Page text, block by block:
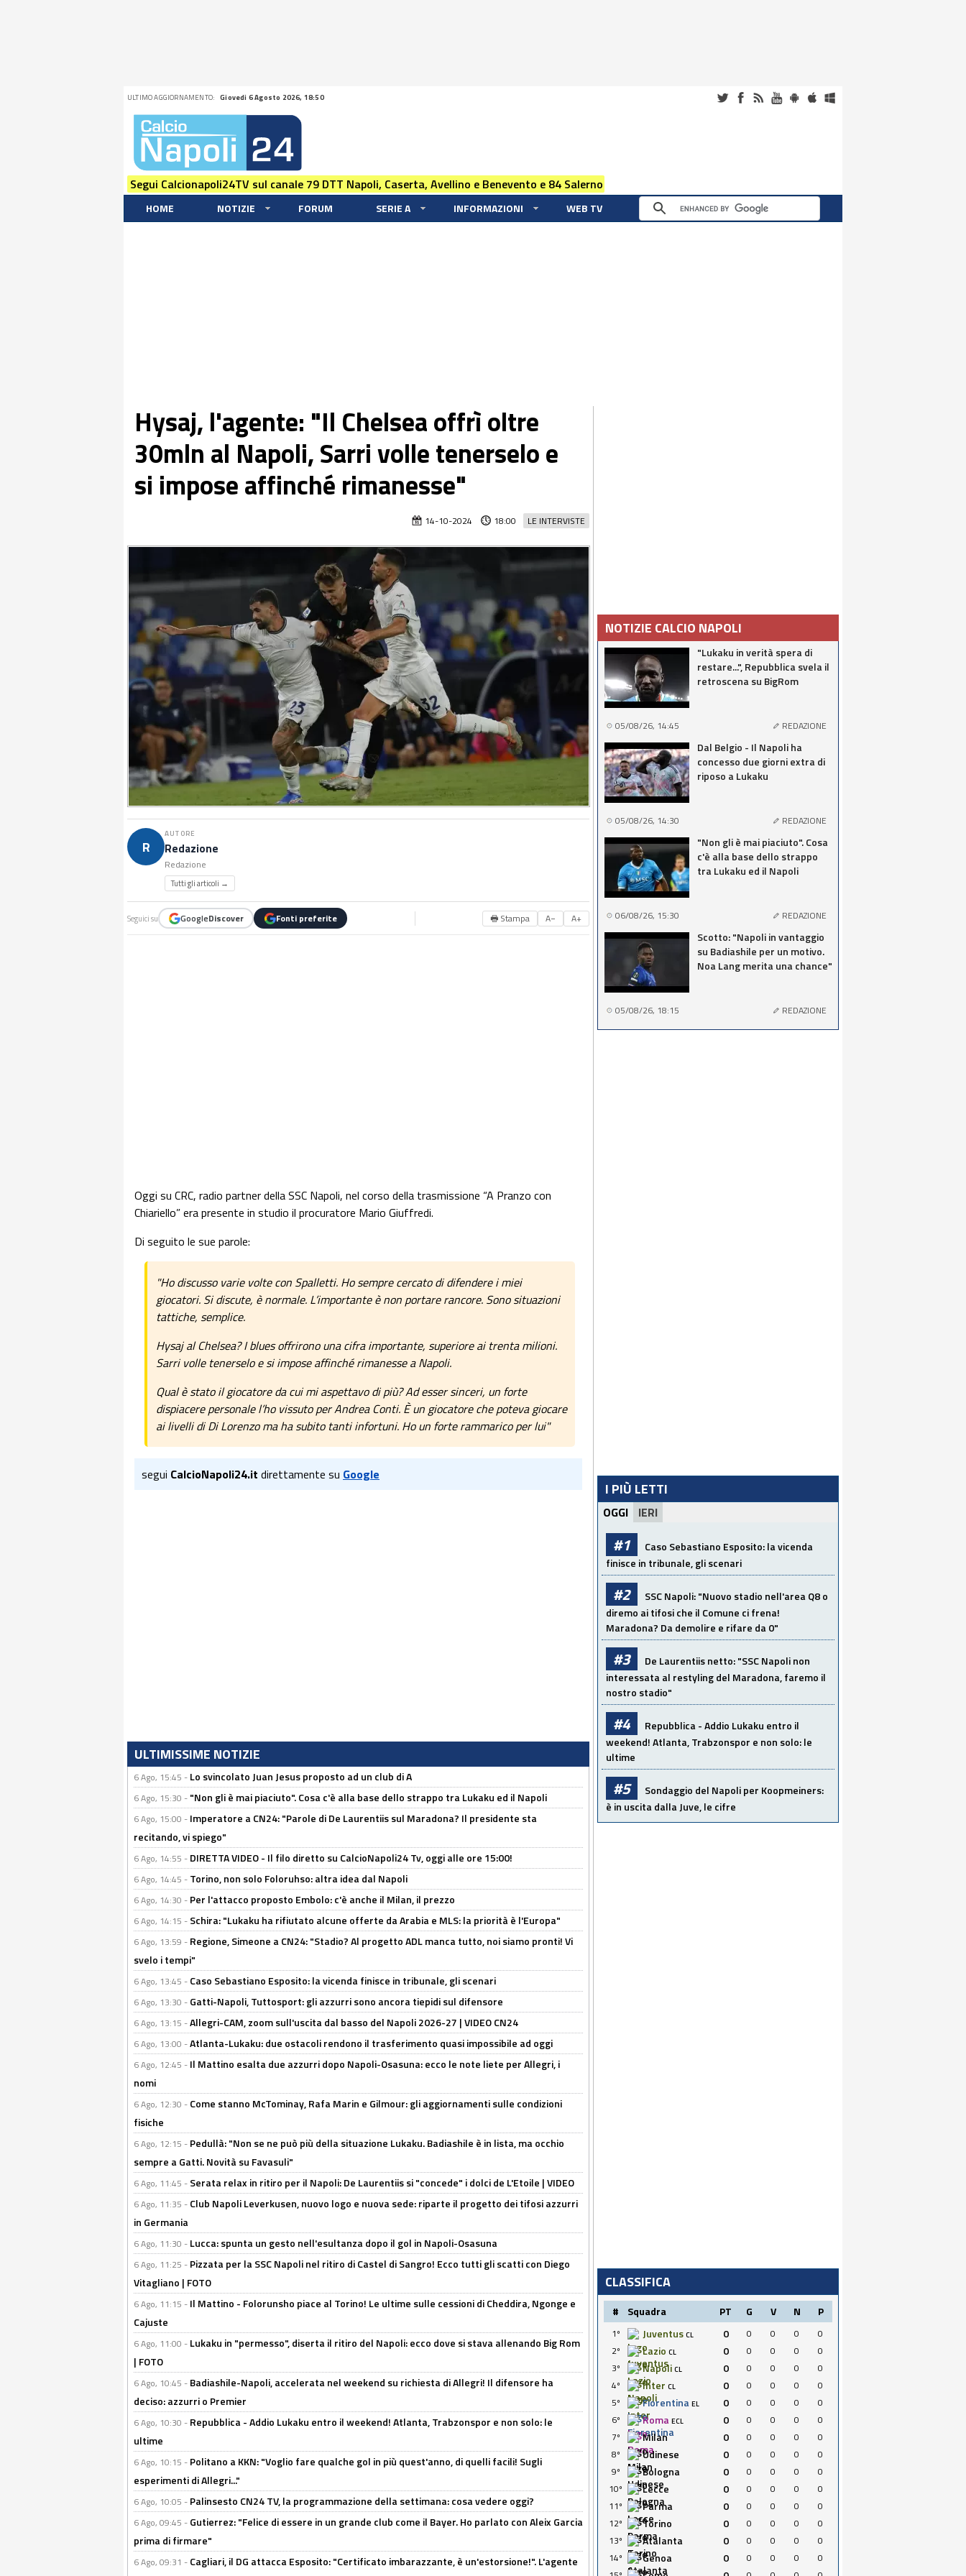
ULTIMO AGGIORNAMENTO: Giovedi 6 Agosto 2026, 18:50
Segui Calcionapoli24TV sul canale 79 DTT Napoli, Caserta, Avellino e Benevento e 84 Salerno
HOME NOTIZIE FORUM SERIE A INFORMAZIONI WEB TV
Hysaj, l'agente: "Il Chelsea offrì oltre
30mln al Napoli, Sarri volle tenerselo e
si impose affinché rimanesse"
LE INTERVISTE
14-10-2024 18:00
R
AUTORE
Redazione
Redazione
Tutti gli articoli →
Seguici su GoogleDiscover Fonti preferite 🖶 Stampa A− A+
Oggi su CRC, radio partner della SSC Napoli, nel corso della trasmissione “A Pranzo con
Chiariello” era presente in studio il procuratore Mario Giuffredi.
Di seguito le sue parole:
"Ho discusso varie volte con Spalletti. Ho sempre cercato di difendere i miei
giocatori. Si discute, è normale. L’importante è non portare rancore. Sono situazioni
tattiche, semplice.
Hysaj al Chelsea? I blues offrirono una cifra importante, superiore ai trenta milioni.
Sarri volle tenerselo e si impose affinché rimanesse a Napoli.
Qual è stato il giocatore da cui mi aspettavo di più? Ad esser sinceri, un forte
dispiacere personale l’ho vissuto per Andrea Conti. È un giocatore che poteva giocare
ai livelli di Di Lorenzo ma ha subito tanti infortuni. Ho un forte rammarico per lui"
segui CalcioNapoli24.it direttamente su Google
ULTIMISSIME NOTIZIE
6 Ago, 15:45 - Lo svincolato Juan Jesus proposto ad un club di A
6 Ago, 15:30 - "Non gli è mai piaciuto". Cosa c'è alla base dello strappo tra Lukaku ed il Napoli
6 Ago, 15:00 - Imperatore a CN24: "Parole di De Laurentiis sul Maradona? Il presidente sta
recitando, vi spiego"
6 Ago, 14:55 - DIRETTA VIDEO - Il filo diretto su CalcioNapoli24 Tv, oggi alle ore 15:00!
6 Ago, 14:45 - Torino, non solo Foloruhso: altra idea dal Napoli
6 Ago, 14:30 - Per l'attacco proposto Embolo: c'è anche il Milan, il prezzo
6 Ago, 14:15 - Schira: "Lukaku ha rifiutato alcune offerte da Arabia e MLS: la priorità è l'Europa"
6 Ago, 13:59 - Regione, Simeone a CN24: "Stadio? Al progetto ADL manca tutto, noi siamo pronti! Vi
svelo i tempi"
6 Ago, 13:45 - Caso Sebastiano Esposito: la vicenda finisce in tribunale, gli scenari
6 Ago, 13:30 - Gatti-Napoli, Tuttosport: gli azzurri sono ancora tiepidi sul difensore
6 Ago, 13:15 -Allegri-CAM, zoom sull'uscita dal basso del Napoli 2026-27 | VIDEO CN24
6 Ago, 13:00 -Atlanta-Lukaku: due ostacoli rendono il trasferimento quasi impossibile ad oggi
6 Ago, 12:45 - Il Mattino esalta due azzurri dopo Napoli-Osasuna: ecco le note liete per Allegri, i
nomi
6 Ago, 12:30 - Come stanno McTominay, Rafa Marin e Gilmour: gli aggiornamenti sulle condizioni
fisiche
6 Ago, 12:15 - Pedullà: "Non se ne può più della situazione Lukaku. Badiashile è in lista, ma occhio
sempre a Gatti. Novità su Favasuli"
6 Ago, 11:45 - Serata relax in ritiro per il Napoli: De Laurentiis si "concede" i dolci de L'Etoile | VIDEO
6 Ago, 11:35 - Club Napoli Leverkusen, nuovo logo e nuova sede: riparte il progetto dei tifosi azzurri
in Germania
6 Ago, 11:30 - Lucca: spunta un gesto nell'esultanza dopo il gol in Napoli-Osasuna
6 Ago, 11:25 - Pizzata per la SSC Napoli nel ritiro di Castel di Sangro! Ecco tutti gli scatti con Diego
Vitagliano | FOTO
6 Ago, 11:15 - Il Mattino - Folorunsho piace al Torino! Le ultime sulle cessioni di Cheddira, Ngonge e
Cajuste
6 Ago, 11:00 - Lukaku in "permesso", diserta il ritiro del Napoli: ecco dove si stava allenando Big Rom
| FOTO
6 Ago, 10:45 - Badiashile-Napoli, accelerata nel weekend su richiesta di Allegri! Il difensore ha
deciso: azzurri o Premier
6 Ago, 10:30 - Repubblica - Addio Lukaku entro il weekend! Atlanta, Trabzonspor e non solo: le
ultime
6 Ago, 10:15 - Politano a KKN: "Voglio fare qualche gol in più quest'anno, di quelli facili! Sugli
esperimenti di Allegri..."
6 Ago, 10:05 - Palinsesto CN24 TV, la programmazione della settimana: cosa vedere oggi?
6 Ago, 09:45 - Gutierrez: "Felice di essere in un grande club come il Bayer. Ho parlato con Aleix Garcia
prima di firmare"
6 Ago, 09:31 - Cagliari, il DG attacca Esposito: "Certificato imbarazzante, è un'estorsione!". L'agente
NOTIZIE CALCIO NAPOLI
"Lukaku in verità spera di
restare...", Repubblica svela il
retroscena su BigRom
05/08/26, 14:45 REDAZIONE
Dal Belgio - Il Napoli ha
concesso due giorni extra di
riposo a Lukaku
05/08/26, 14:30 REDAZIONE
"Non gli è mai piaciuto". Cosa
c'è alla base dello strappo
tra Lukaku ed il Napoli
06/08/26, 15:30 REDAZIONE
Scotto: "Napoli in vantaggio
su Badiashile per un motivo.
Noa Lang merita una chance"
05/08/26, 18:15 REDAZIONE
I PIÙ LETTI
OGGI IERI
#1
Caso Sebastiano Esposito: la vicenda
finisce in tribunale, gli scenari
#2
SSC Napoli: "Nuovo stadio nell'area Q8 o
diremo ai tifosi che il Comune ci frena!
Maradona? Da demolire e rifare da 0"
#3
De Laurentiis netto: "SSC Napoli non
interessata al restyling del Maradona, faremo il
nostro stadio"
#4
Repubblica - Addio Lukaku entro il
weekend! Atlanta, Trabzonspor e non solo: le
ultime
#5
Sondaggio del Napoli per Koopmeiners:
è in uscita dalla Juve, le cifre
CLASSIFICA
# Squadra PT G V N P
1º Juventus CL 0 0 0 0
0
2º
Lazio CL 0 0 0 0
0
3º
Napoli CL 0 0 0 0
0
4º
Inter CL 0 0 0 0
0
5º
Fiorentina EL 0 0 0 0
0
6º
Roma ECL 0 0 0 0
0
7º
Milan 0 0 0 0
0
8º
Udinese 0 0 0 0
0
9º
Bologna 0 0 0 0
0
10º
Lecce 0 0 0 0
0
11º
Parma 0 0 0 0
0
12º
Torino 0 0 0 0
0
13º
Atalanta 0 0 0 0
0
14º
Genoa 0 0 0 0
0